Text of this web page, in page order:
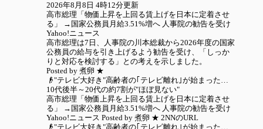
2026年8月8日 4時12分更新
高市総理「物価上昇を上回る賃上げを日本に定着させ
る」 →国家公務員月給3.51%増へ 人事院の勧告を受け
Yahoo!ニュース
高市総理は7日、人事院の川本総裁から2026年度の国家
公務員の給与を引き上げるよう勧告を受け、「しっか
りと対応を検討する」との考えを示しました。
Posted by 煮卵 ★
👴"テレビ大好き"高齢者の｢テレビ離れ｣が始まった…
10代後半～20代の約7割が"ほぼ見ない"
高市総理「物価上昇を上回る賃上げを日本に定着させ
る」 →国家公務員月給3.51%増へ 人事院の勧告を受け
Yahoo!ニュース Posted by 煮卵 ★ 2NNのURL
👴"テレビ大好き"高齢者の｢テレビ離れ｣が始まった…